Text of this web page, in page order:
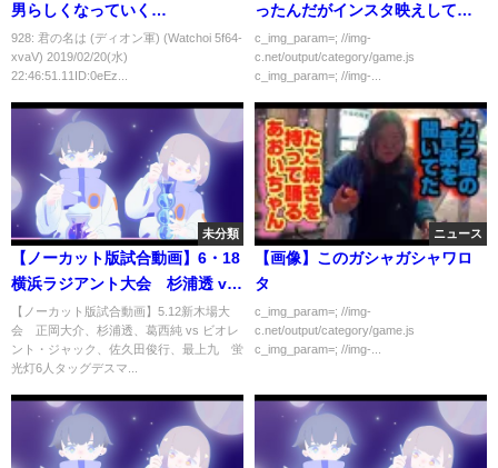
男らしくなっていく…
928: 君の名は (ディオン軍) (Watchoi 5f64-
xvaV) 2019/02/20(水)
22:46:51.11ID:0eEz...
ったんだがインスタ映えしてワ
ロタ
c_img_param=; //img-
c.net/output/category/game.js
c_img_param=; //img-...
未分類
【ノーカット版試合動画】6・18
横浜ラジアント大会 杉浦透 vs
山下りな
【ノーカット版試合動画】5.12新木場大
会 正岡大介、杉浦透、葛西純 vs ビオレ
ント・ジャック、佐久田俊行、最上九 蛍
光灯6人タッグデスマ...
ニュース
【画像】このガシャガシャワロ
タ
c_img_param=; //img-
c.net/output/category/game.js
c_img_param=; //img-...